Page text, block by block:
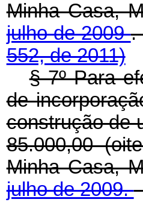
Minha Casa,
julho de 2009
552, de 2011)
§ 7º Para
de
construção de
85.000,00
Minha Casa,
julho de 2009.